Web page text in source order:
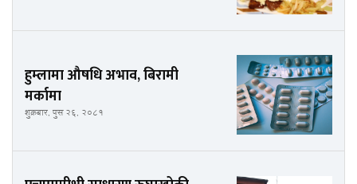
हुम्लामा औषधि अभाव, बिरामी
मर्कामा
शुक्रबार, पुस २६, २०८१